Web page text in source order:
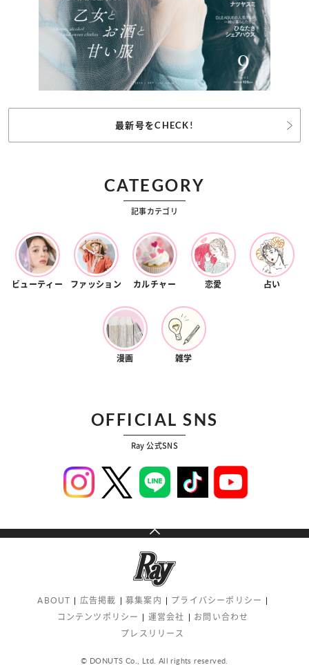
最新号をCHECK!
CATEGORY
記事カテゴリ
ビューティー ファッション カルチャー 恋愛 占い
漫画 雑学
OFFICIAL SNS
Ray 公式SNS
ABOUT 広告掲載 募集案内
プライバシーポリシー
コンテンツポリシー
運営会社
お問い合わせ
プレスリリース
© DONUTS Co., Ltd. All rights reserved.